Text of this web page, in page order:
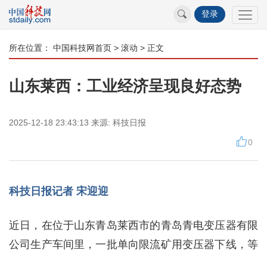
登录
所在位置： 中国科技网首页 > 滚动 > 正文
山东莱西：工业经济呈现良好态势
2025-12-18 23:43:13 来源: 科技日报
0
科技日报记者 宋迎迎
近日，在位于山东青岛莱西市的青岛青电变压器有限
公司生产车间里，一批单向限流矿用变压器下线，等